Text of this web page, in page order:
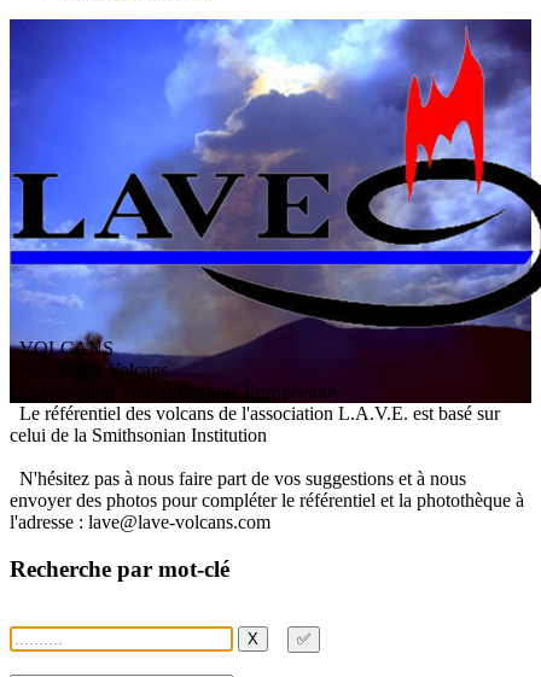
VOLCANS
/ Référentiel Volcans
ssociation V olcanologiqueEuropéenne
Le référentiel des volcans de l'association L.A.V.E. est basé sur
celui de la Smithsonian Institution
N'hésitez pas à nous faire part de vos suggestions et à nous
envoyer des photos pour compléter le référentiel et la photothèque à
l'adresse : lave@lave-volcans.com
Recherche par mot-clé
X ✅